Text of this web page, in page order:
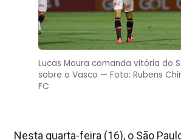
Lucas Moura comanda vitória do
sobre o Vasco — Foto: Rubens
FC
Nesta quarta-feira (16), o São